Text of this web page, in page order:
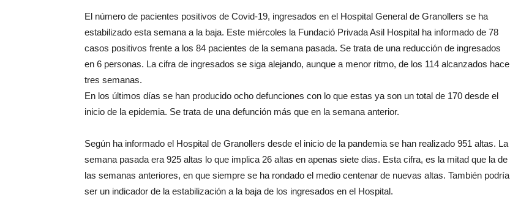
El número de pacientes positivos de Covid-19, ingresados ​​en el Hospital General de Granollers se ha
estabilizado esta semana a la baja. Este miércoles la Fundació Privada Asil Hospital ha informado de 78
casos positivos frente a los 84 pacientes de la semana pasada. Se trata de una reducción de ingresados
en 6 personas. La cifra de ingresados se siga alejando, aunque a menor ritmo, de los 114 alcanzados hace
tres semanas.
En los últimos días se han producido ocho defunciones con lo que estas ya son un total de 170 desde el
inicio de la epidemia. Se trata de una defunción más que en la semana anterior.
Según ha informado el Hospital de Granollers desde el inicio de la pandemia se han realizado 951 altas. La
semana pasada era 925 altas lo que implica 26 altas en apenas siete dias. Esta cifra, es la mitad que la de
las semanas anteriores, en que siempre se ha rondado el medio centenar de nuevas altas. También podría
ser un indicador de la estabilización a la baja de los ingresados en el Hospital.